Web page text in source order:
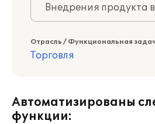
Внедрения продукта
Отрасль / Функциональная
Торговля
Автоматизированы
функции: